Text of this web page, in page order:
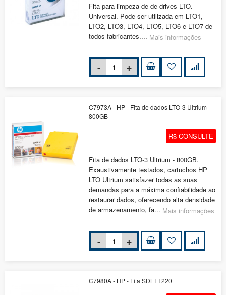
Fita para limpeza de de drives LTO.
Universal. Pode ser utilizada em LTO1,
LTO2, LTO3, LTO4, LTO5, LTO6 e LTO7 de
todos fabricantes.... Mais informações
C7973A - HP - Fita de dados LTO-3 Ultrium
800GB
R$ CONSULTE
Fita de dados LTO-3 Ultrium - 800GB.
Exaustivamente testados, cartuchos HP
LTO Ultrium satisfazer todas as suas
demandas para a máxima confiabilidade ao
restaurar dados, oferecendo alta densidade
de armazenamento, fa... Mais informações
C7980A - HP - Fita SDLT I 220